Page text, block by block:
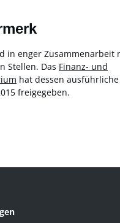
in enger Zusammenarbeit
Stellen. Das Finanz- und
hat dessen ausführliche
freigegeben.